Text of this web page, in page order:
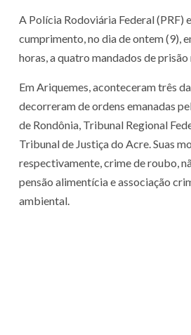
A Polícia Rodoviária Federal (PRF)
cumprimento, no dia de ontem (9),
horas, a quatro mandados de prisão
Em Ariquemes, aconteceram três
decorreram de ordens emanadas
de Rondônia, Tribunal Regional
Tribunal de Justiça do Acre. Suas
respectivamente, crime de roubo,
pensão alimentícia e associação
ambiental.